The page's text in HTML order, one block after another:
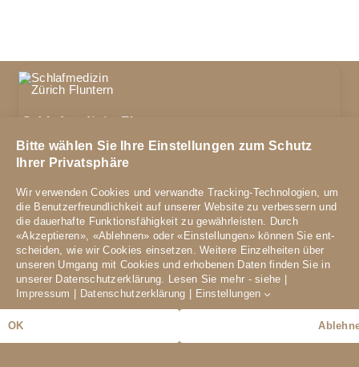
Schlafmedizin Fluntern
Zürichbergstrasse 70
8044 Zürich
Telefon044 251 00 40
E-Mail:schlaflabor-fluntern@hin.ch
Öffnungszeiten
Montag bis Freitag
08.00 – 12.00 Uhr
Copyright: Schlafmedizin Fluntern /
Bitte wählen Sie Ihre Einstellungen zum Schutz
Ihrer Privatsphäre
Wir verwenden Cookies und verwandte Tracking-Technologien, um
die Benutzer­freundlich­keit auf unserer Website zu ver­bessern und
die dauer­hafte Funktions­fähig­keit zu gewähr­leisten. Durch
«Akzeptieren», «Ablehnen» oder «Einstellungen» können Sie ent­
scheiden, wie wir Cookies einsetzen. Weitere Einzel­heiten über
unseren Umgang mit Cookies und er­hobenen Daten finden Sie in
unserer Datens­chutz­erklärung. Lesen Sie mehr - siehe |
Impressum
Datenschutzerklärung Einstellungen
OK